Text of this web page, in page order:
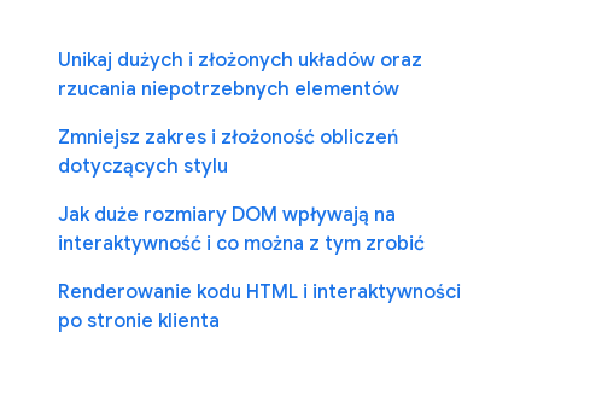
Unikaj dużych i złożonych układów oraz
rzucania niepotrzebnych elementów
Zmniejsz zakres i złożoność obliczeń
dotyczących stylu
Jak duże rozmiary DOM wpływają na
interaktywność i co można z tym zrobić
Renderowanie kodu HTML i interaktywności
po stronie klienta